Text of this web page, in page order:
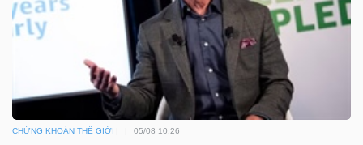
CHỨNG KHOÁN THẾ GIỚI 05/08 10:26